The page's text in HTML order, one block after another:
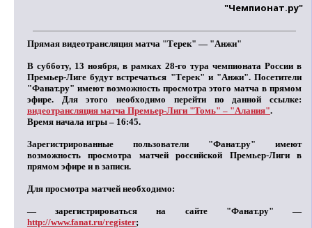
"Чемпионат.ру"
Прямая видеотрансляция матча "Терек" — "Анжи"
В субботу, 13 ноября, в рамках 28-го тура чемпионата России в
Премьер-Лиге будут встречаться "Терек" и "Анжи". Посетители
"Фанат.ру" имеют возможность просмотра этого матча в прямом
эфире. Для этого необходимо перейти по данной ссылке:
видеотрансляция матча Премьер-Лиги "Томь" – "Алания".
Время начала игры – 16:45.
Зарегистрированные пользователи "Фанат.ру" имеют
возможность просмотра матчей российской Премьер-Лиги в
прямом эфире и в записи.
Для просмотра матчей необходимо:
— зарегистрироваться на сайте "Фанат.ру" —
http://www.fanat.ru/register;